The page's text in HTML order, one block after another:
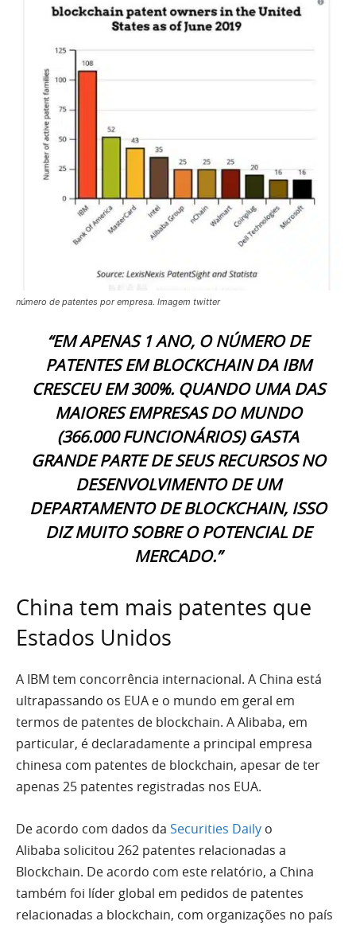
número de patentes por empresa. Imagem twitter
“EM APENAS 1 ANO, O NÚMERO DE
PATENTES EM BLOCKCHAIN DA IBM
CRESCEU EM 300%. QUANDO UMA DAS
MAIORES EMPRESAS DO MUNDO
(366.000 FUNCIONÁRIOS) GASTA
GRANDE PARTE DE SEUS RECURSOS NO
DESENVOLVIMENTO DE UM
DEPARTAMENTO DE BLOCKCHAIN, ISSO
DIZ MUITO SOBRE O POTENCIAL DE
MERCADO.”
China tem mais patentes que
Estados Unidos
A IBM tem concorrência internacional. A China está
ultrapassando os EUA e o mundo em geral em
termos de patentes de blockchain. A Alibaba, em
particular, é declaradamente a principal empresa
chinesa com patentes de blockchain, apesar de ter
apenas 25 patentes registradas nos EUA.
De acordo com dados da Securities Daily o
Alibaba solicitou 262 patentes relacionadas a
Blockchain. De acordo com este relatório, a China
também foi líder global em pedidos de patentes
relacionadas a blockchain, com organizações no país